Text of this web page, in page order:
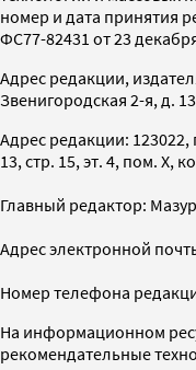
номер и дата принятия
ФС77-82431 от 23
Адрес редакции,
Звенигородская 2-я, д.
Адрес редакции: 123022,
13, стр. 15, эт. 4, пом. X,
Главный редактор:
Адрес электронной
Номер телефона
На информационном
рекомендательные